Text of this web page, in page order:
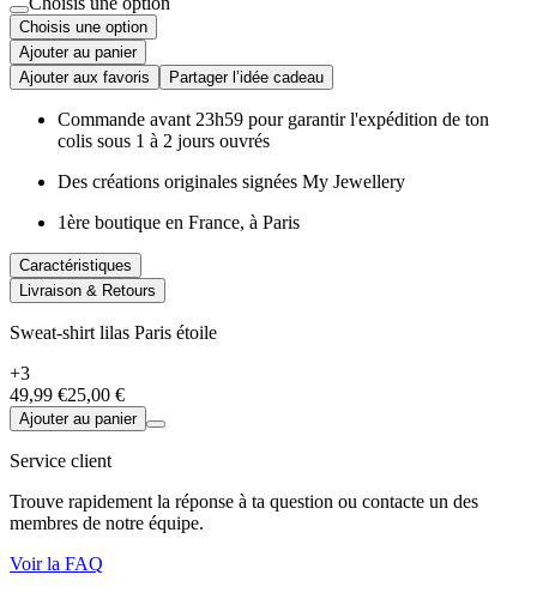
Choisis une option
Ajouter au panier
Ajouter aux favoris
Partager l’idée cadeau
Commande avant 23h59 pour garantir l'expédition de ton
colis sous 1 à 2 jours ouvrés
Des créations originales signées My Jewellery
1ère boutique en France, à Paris
Caractéristiques
Livraison & Retours
Sweat-shirt lilas Paris étoile
+3
49,99 €25,00 €
Ajouter au panier
Service client
Trouve rapidement la réponse à ta question ou contacte un des
membres de notre équipe.
Voir la FAQ